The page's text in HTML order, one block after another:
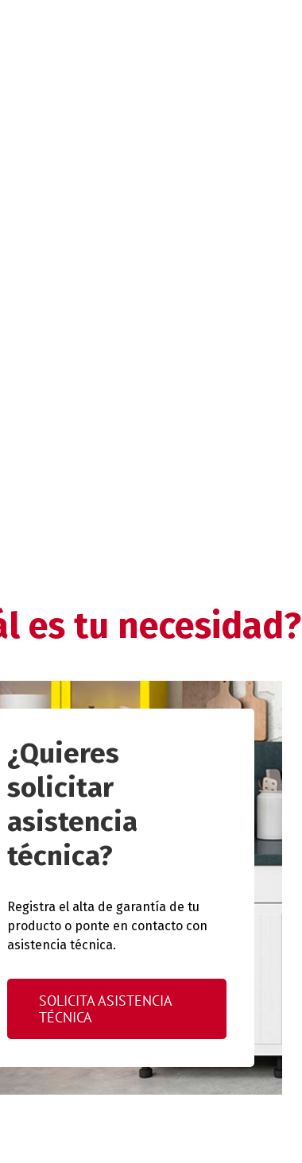
es tu necesidad?
¿Quieres
solicitar
asistencia
técnica?
Registra el alta de garantía de tu
producto o ponte en contacto con
asistencia técnica.
SOLICITA ASISTENCIA
TÉCNICA